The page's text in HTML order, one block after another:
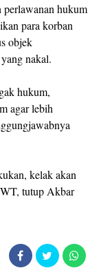
perlawanan hukum
para korban
objek
nakal.
hukum,
agar lebih
kelak akan
tutup Akbar